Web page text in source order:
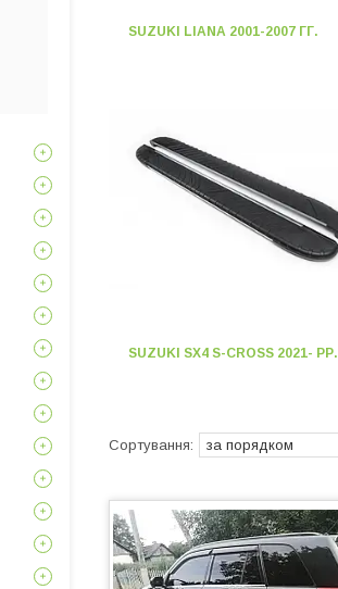
SUZUKI LIANA 2001-2007 ГГ.
SUZUKI SX4 S-CROSS 2021- РР.